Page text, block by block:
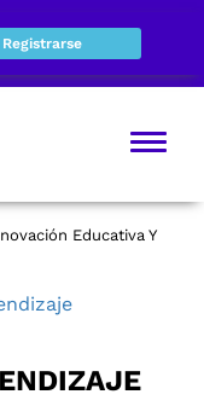
Registrarse
Educativa Y